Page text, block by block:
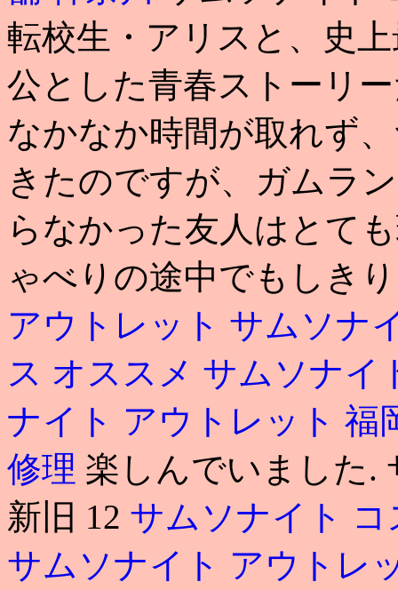
転校生・アリスと、史
公とした青春ストーリ
なかなか時間が取れず
きたのですが、ガムラ
らなかった友人はとて
ゃべりの途中でもしき
アウトレット サムソナ
ス オススメ サムソナイ
ナイト アウトレット 福
修理 楽しんでいました.
新旧 12 サムソナイト
サムソナイト アウトレ